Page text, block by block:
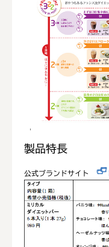
製品特長
公式ブランドサイト